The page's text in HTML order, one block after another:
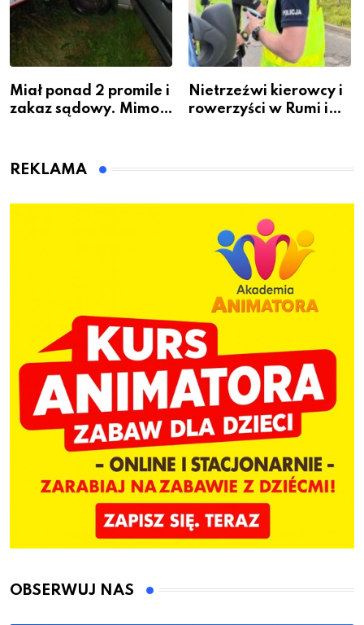
Miał ponad 2 promile i
zakaz sądowy. Mimo
Bolszewie i uderzył w
Nietrzeźwi kierowcy i
rowerzyści w Rumi i
REKLAMA
OBSERWUJ NAS